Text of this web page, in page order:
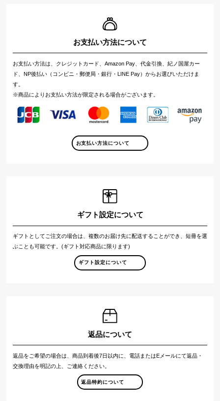
お支払い方法について
お支払い方法は、クレジットカード、Amazon Pay、代金引換、紀ノ国屋カー
ド、NP後払い（コンビニ・郵便局・銀行・LINE Pay）からお選びいただけま
す。
※商品によりお支払い方法が限定される場合がございます。
お支払い方法について
ギフト設定について
ギフトとしてご注文の場合は、複数のお届け先に配送することができ、短冊を選
ぶことも可能です。(ギフト対応商品に限ります)
ギフト設定について
返品について
返品をご希望の場合は、商品到着後7日以内に、電話またはEメールにて返品・
交換理由を明記の上、ご連絡ください。
返品特約について